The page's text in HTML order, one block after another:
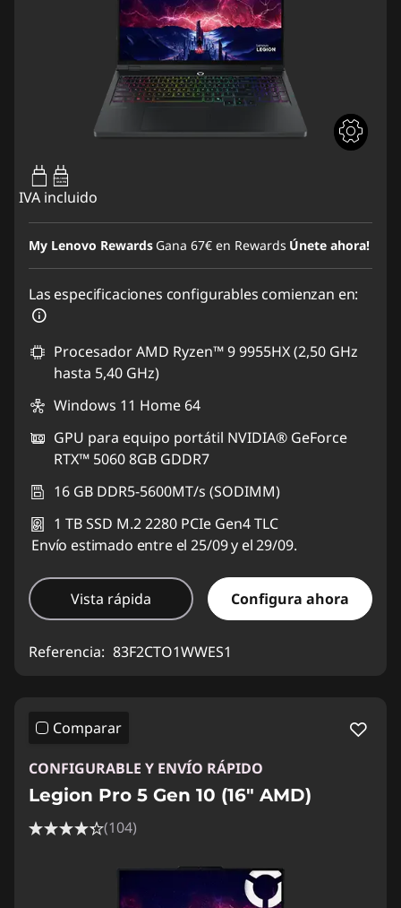
65W-100W
USB PD
IVA incluido
My Lenovo Rewards Gana 67€ en Rewards Únete ahora!
Las especificaciones configurables comienzan en:
Procesador AMD Ryzen™ 9 9955HX (2,50 GHz
hasta 5,40 GHz)
Windows 11 Home 64
GPU para equipo portátil NVIDIA® GeForce
RTX™ 5060 8GB GDDR7
16 GB DDR5-5600MT/s (SODIMM)
1 TB SSD M.2 2280 PCIe Gen4 TLC
Envío estimado entre el 25/09 y el 29/09.
Vista rápida Configura ahora
Referencia: 83F2CTO1WWES1
Comparar
CONFIGURABLE Y ENVÍO RÁPIDO
Legion Pro 5 Gen 10 (16" AMD)
(104)